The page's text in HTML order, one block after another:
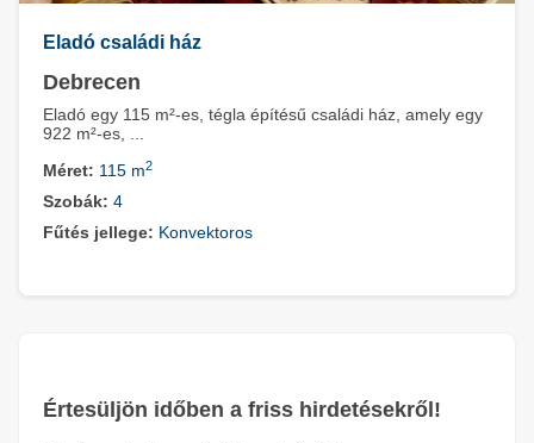
Eladó családi ház
Debrecen
Eladó egy 115 m²-es, tégla építésű családi ház, amely egy
922 m²-es, ...
Méret: 115 m2
Szobák: 4
Fűtés jellege: Konvektoros
Értesüljön időben a friss hirdetésekről!